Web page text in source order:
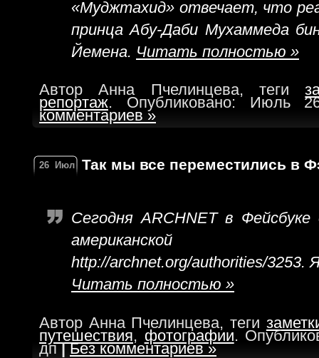
«Муджтахид» отвечает, что
принца Абу-Даби Мухаммеда
Йемена. Читать полностью »
Автор Анна Пчелинцева, теги
репортаж. Опубликовано: Июль
комментариев »
26 Июл Так мы все переместились в
Сегодня ARCHNET в Фейсбуке
американской
http://archnet.org/authorities/3253.
Читать полностью »
Автор Анна Пчелинцева, теги
путешествия, фотографии.
дп| Без комментариев »